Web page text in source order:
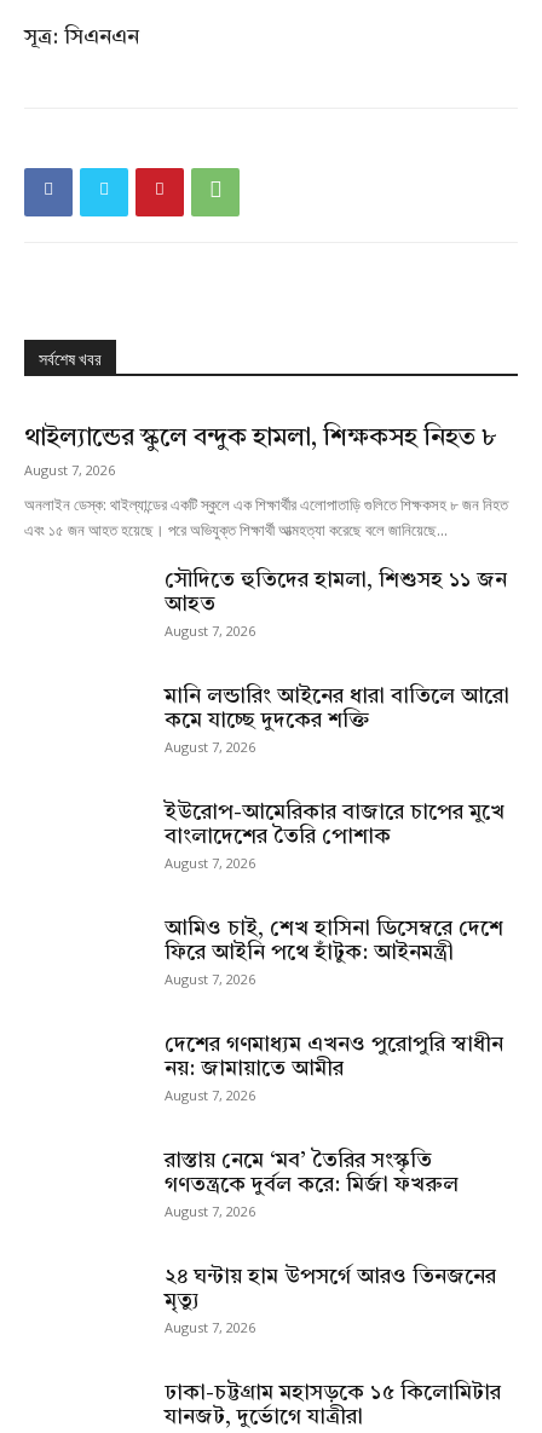
সূত্র: সিএনএন
সর্বশেষ খবর
থাইল্যান্ডের স্কুলে বন্দুক হামলা, শিক্ষকসহ নিহত ৮
August 7, 2026
অনলাইন ডেস্ক: থাইল্যান্ডের একটি স্কুলে এক শিক্ষার্থীর এলোপাতাড়ি গুলিতে শিক্ষকসহ ৮ জন নিহত
এবং ১৫ জন আহত হয়েছে। পরে অভিযুক্ত শিক্ষার্থী আত্মহত্যা করেছে বলে জানিয়েছে...
সৌদিতে হুতিদের হামলা, শিশুসহ ১১ জন
আহত
August 7, 2026
মানি লন্ডারিং আইনের ধারা বাতিলে আরো
কমে যাচ্ছে দুদকের শক্তি
August 7, 2026
ইউরোপ-আমেরিকার বাজারে চাপের মুখে
বাংলাদেশের তৈরি পোশাক
August 7, 2026
আমিও চাই, শেখ হাসিনা ডিসেম্বরে দেশে
ফিরে আইনি পথে হাঁটুক: আইনমন্ত্রী
August 7, 2026
দেশের গণমাধ্যম এখনও পুরোপুরি স্বাধীন
নয়: জামায়াতে আমীর
August 7, 2026
রাস্তায় নেমে ‘মব’ তৈরির সংস্কৃতি
গণতন্ত্রকে দুর্বল করে: মির্জা ফখরুল
August 7, 2026
২৪ ঘন্টায় হাম উপসর্গে আরও তিনজনের
মৃত্যু
August 7, 2026
ঢাকা-চট্টগ্রাম মহাসড়কে ১৫ কিলোমিটার
যানজট, দুর্ভোগে যাত্রীরা